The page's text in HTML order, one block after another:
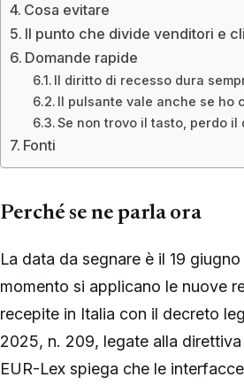
Cosa evitare
Il punto che divide venditori e
Domande rapide
Il diritto di recesso dura
Il pulsante vale anche se ho
Se non trovo il tasto, perdo il
Fonti
Perché se ne parla ora
La data da segnare è il 19
momento si applicano le nuove
recepite in Italia con il decreto
2025, n. 209, legate alla
EUR-Lex spiega che le